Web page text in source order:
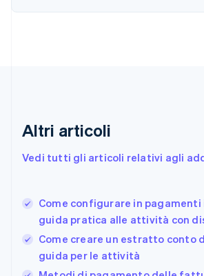
Altri articoli
Vedi tutti gli articoli relativi agli
Come configurare in pagamenti
guida pratica alle attività con
Come creare un estratto conto
guida per le attività
EnglishSvenska
FrançaisEnglish
Giappone
日本語English
English
Grecia
English